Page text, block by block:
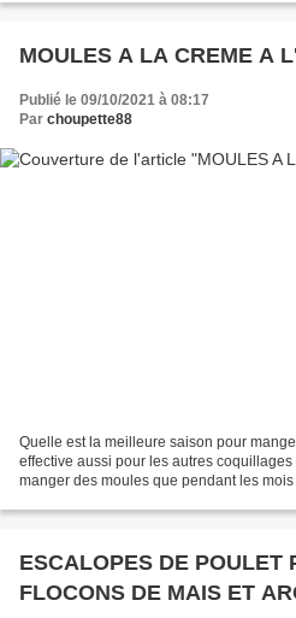
MOULES A LA CREME A
Publié le 09/10/2021 à 08:17
Par choupette88
Quelle est la meilleure saison pour
effective aussi pour les autres
manger des moules que pendant les mois
ESCALOPES DE POULET
FLOCONS DE MAIS ET